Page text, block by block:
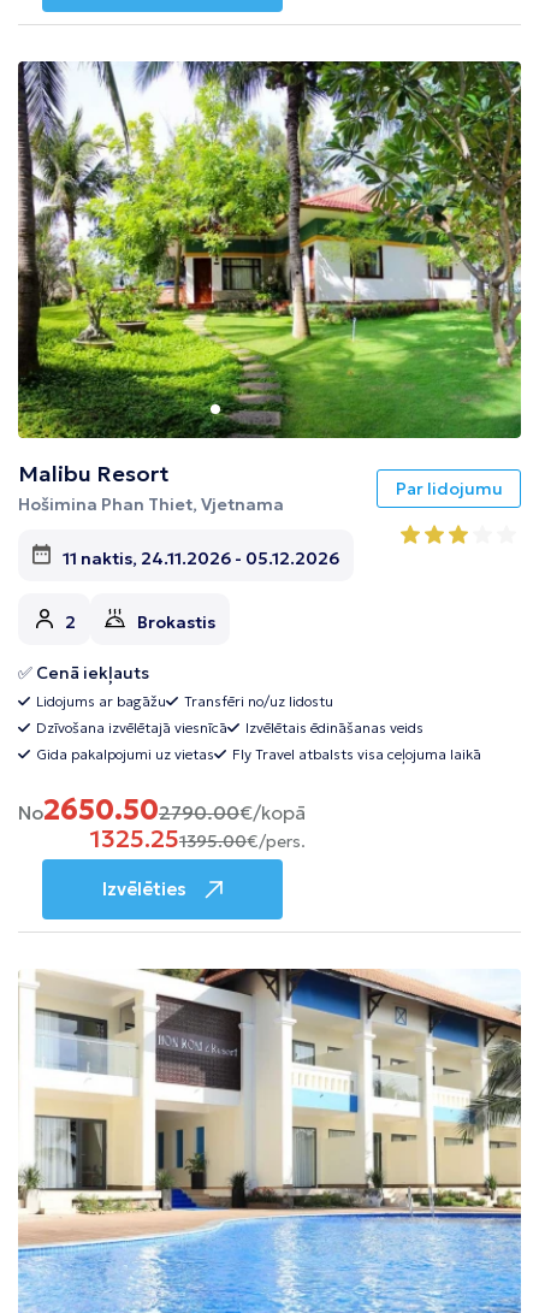
Malibu Resort
Hošimina Phan Thiet, Vjetnama
11 naktis, 24.11.2026 - 05.12.2026
2 Brokastis
✅ Cenā iekļauts
Lidojums ar bagāžu
Transfēri no/uz lidostu
Dzīvošana izvēlētajā viesnīcā
Izvēlētais ēdināšanas veids
Gida pakalpojumi uz vietas
Fly Travel atbalsts visa ceļojuma laikā
Par lidojumu
No2650.502790.00€/kopā
1325.251395.00€/pers.
Izvēlēties